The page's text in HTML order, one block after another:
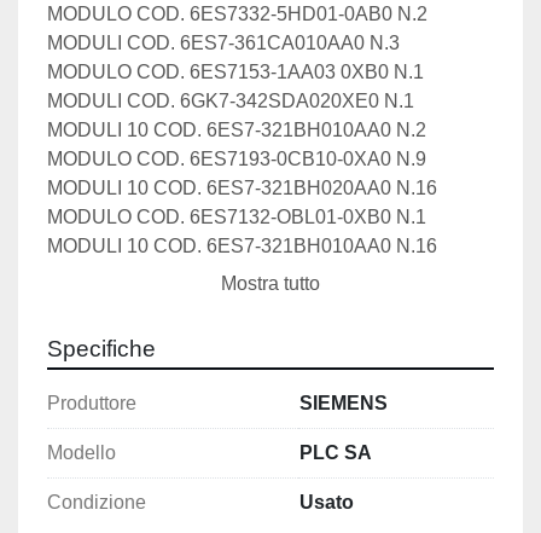
MODULO COD. 6ES7332-5HD01-0AB0 N.2
MODULI COD. 6ES7-361CA010AA0 N.3
MODULO COD. 6ES7153-1AA03 0XB0 N.1
MODULI COD. 6GK7-342SDA020XE0 N.1
MODULI 10 COD. 6ES7-321BH010AA0 N.2
MODULO COD. 6ES7193-0CB10-0XA0 N.9
MODULI 10 COD. 6ES7-321BH020AA0 N.16
MODULO COD. 6ES7132-OBL01-0XB0 N.1
MODULI 10 COD. 6ES7-321BH010AA0 N.16
PORTA MODULO COD. 6ES7193-OCB10-OXA0
MODULO COD. 6ES7133-OBL00-0XB0 N.1
Mostra tutto
Specifiche
Produttore SIEMENS
Modello PLC SA
Condizione Usato